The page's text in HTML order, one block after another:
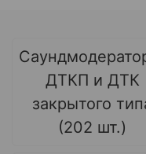
ДТКП и ДТК
закрытого
(202 шт.)